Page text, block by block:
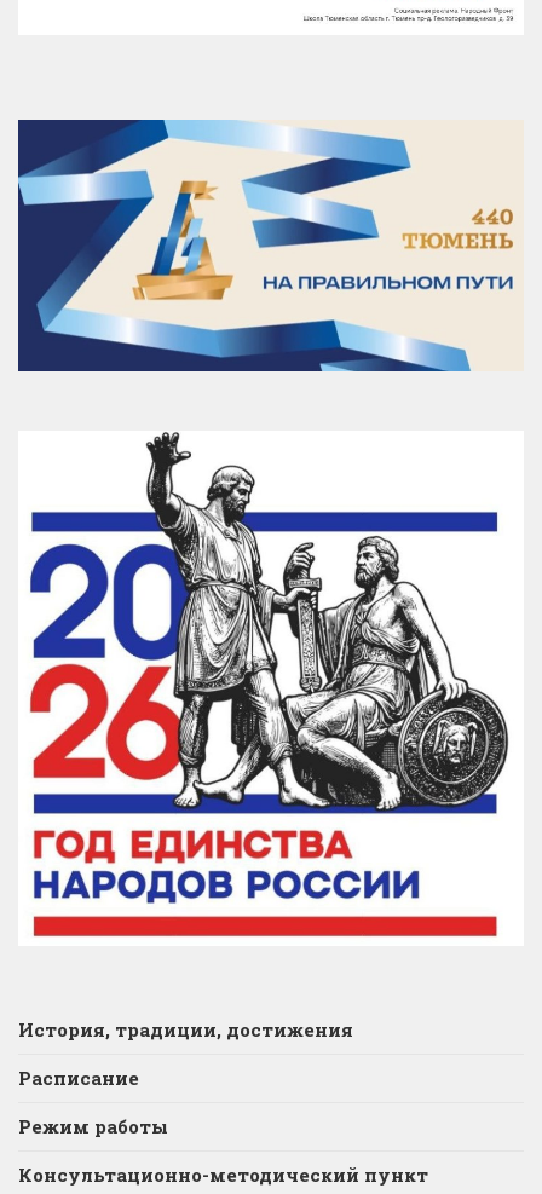
История, традиции, достижения
Расписание
Режим работы
Консультационно-методический пункт